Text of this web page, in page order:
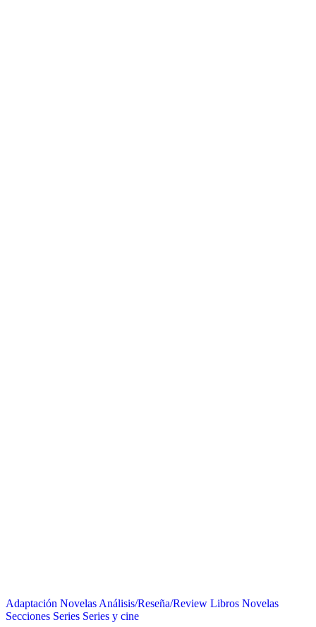
Adaptación Novelas Análisis/Reseña/Review Libros Novelas
Secciones Series Series y cine